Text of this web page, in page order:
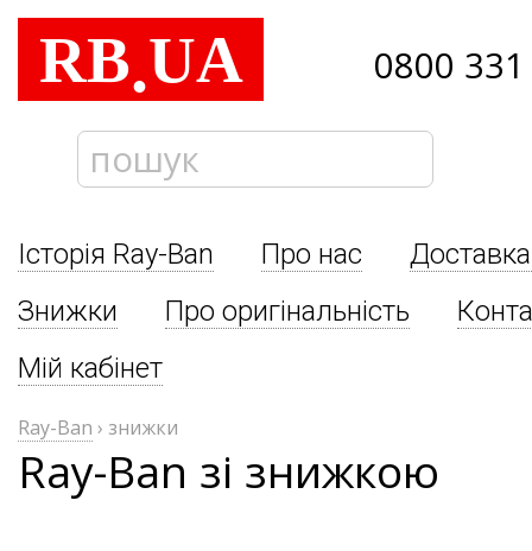
RB.UA 0800
Історія Ray-Ban Про нас
Знижки
Про оригінальність
Мій кабінет
Ray-Ban › знижки
Ray-Ban зі знижкою